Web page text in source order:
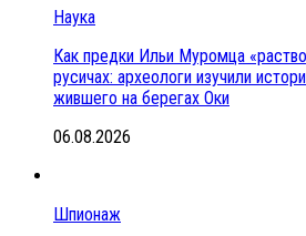
Наука
Как предки Ильи Муромца
русичах: археологи изучили
жившего на берегах Оки
06.08.2026
Шпионаж